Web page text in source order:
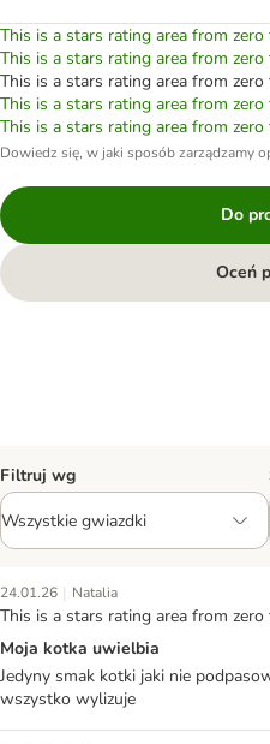
This is a stars rating area from
This is a stars rating area from
This is a stars rating area from
This is a stars rating area from
This is a stars rating area from
Dowiedz się, w jaki sposób zarządzamy
Do
Oceń
Filtruj wg
24.01.26 | Natalia
This is a stars rating area from
Moja kotka uwielbia
Jedyny smak kotki jaki nie
wszystko wylizuje